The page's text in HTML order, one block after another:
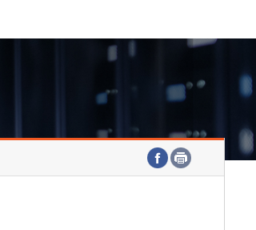
연구원 고객헌장
주요업무연락처